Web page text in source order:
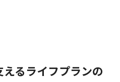
るライフプランの